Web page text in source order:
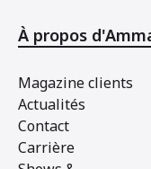
À propos
Magazine clients
Actualités
Contact
Carrière